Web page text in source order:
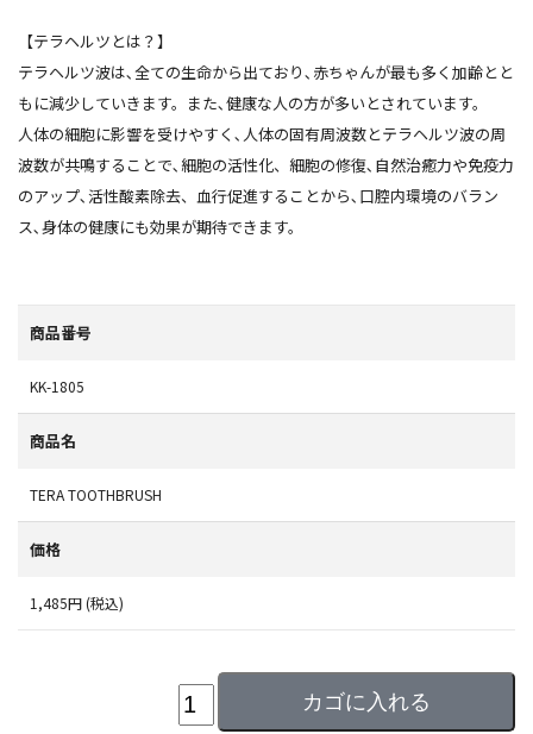
【テラヘルツとは？】
テラヘルツ波は､全ての生命から出ており､赤ちゃんが最も多く加齢とと
もに減少していきます。また､健康な人の方が多いとされています。
人体の細胞に影響を受けやすく､人体の固有周波数とテラヘルツ波の周
波数が共鳴することで､細胞の活性化、細胞の修復､自然治癒力や免疫力
のアップ､活性酸素除去、血行促進することから､口腔内環境のバラン
ス､身体の健康にも効果が期待できます。
商品番号
KK-1805
商品名
TERA TOOTHBRUSH
価格
1,485円 (税込)